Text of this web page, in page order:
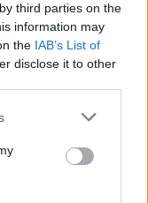
third parties on the
information may
the IAB’s List of
disclose it to other
00:00:30
dviejų moterų ir
00:00:57
kils iki